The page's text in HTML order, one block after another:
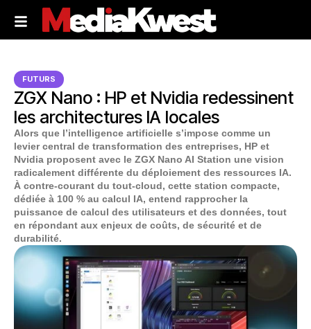
FUTURS
ZGX Nano : HP et Nvidia redessinent
les architectures IA locales
Alors que l’intelligence artificielle s’impose comme un
levier central de transformation des entreprises, HP et
Nvidia proposent avec le ZGX Nano AI Station une vision
radicalement différente du déploiement des ressources IA.
À contre-courant du tout-cloud, cette station compacte,
dédiée à 100 % au calcul IA, entend rapprocher la
puissance de calcul des utilisateurs et des données, tout
en répondant aux enjeux de coûts, de sécurité et de
durabilité.